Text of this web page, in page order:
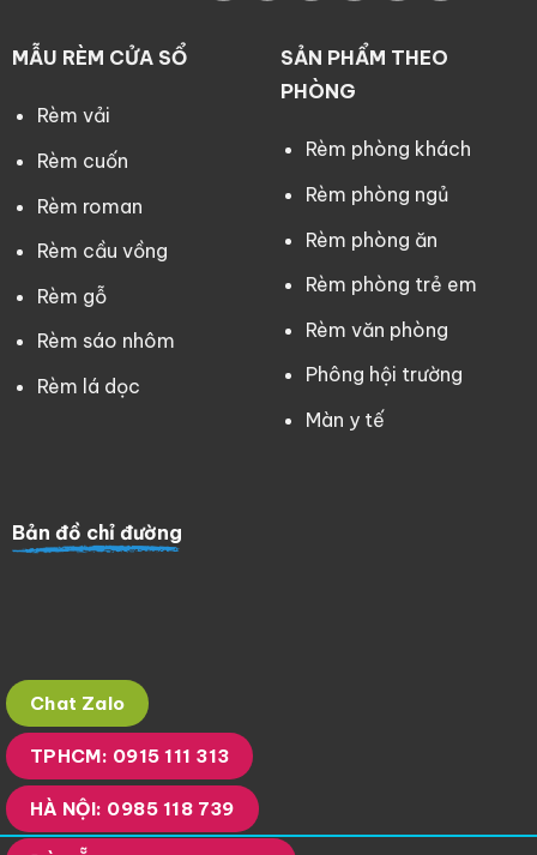
MẪU RÈM CỬA SỔ
Rèm vải
Rèm cuốn
Rèm roman
Rèm cầu vồng
Rèm gỗ
Rèm sáo nhôm
Rèm lá dọc
SẢN PHẨM THEO
PHÒNG
Rèm phòng khách
Rèm phòng ngủ
Rèm phòng ăn
Rèm phòng trẻ em
Rèm văn phòng
Phông hội trường
Màn y tế
Bản đồ chỉ đường
Chat Zalo
TPHCM: 0915 111 313
HÀ NỘI: 0985 118 739